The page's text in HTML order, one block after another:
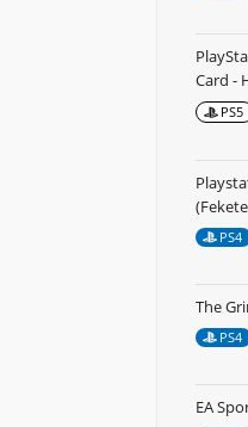
Card -
PS5
PS4
The
PS4
EA